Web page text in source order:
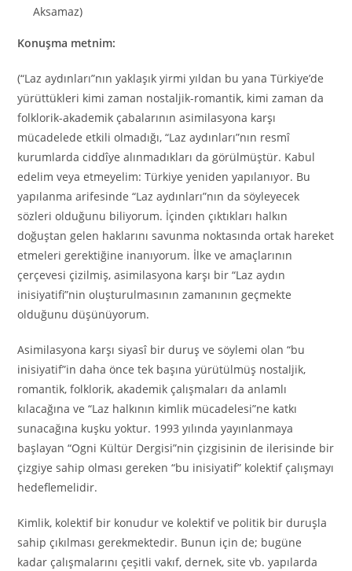
Aksamaz)
Konuşma metnim:
(“Laz aydınları”nın yaklaşık yirmi yıldan bu yana Türkiye’de
yürüttükleri kimi zaman nostaljik-romantik, kimi zaman da
folklorik-akademik çabalarının asimilasyona karşı
mücadelede etkili olmadığı, “Laz aydınları”nın resmî
kurumlarda ciddîye alınmadıkları da görülmüştür. Kabul
edelim veya etmeyelim: Türkiye yeniden yapılanıyor. Bu
yapılanma arifesinde “Laz aydınları”nın da söyleyecek
sözleri olduğunu biliyorum. İçinden çıktıkları halkın
doğuştan gelen haklarını savunma noktasında ortak hareket
etmeleri gerektiğine inanıyorum. İlke ve amaçlarının
çerçevesi çizilmiş, asimilasyona karşı bir “Laz aydın
inisiyatifi”nin oluşturulmasının zamanının geçmekte
olduğunu düşünüyorum.
Asimilasyona karşı siyasî bir duruş ve söylemi olan “bu
inisiyatif”in daha önce tek başına yürütülmüş nostaljik,
romantik, folklorik, akademik çalışmaları da anlamlı
kılacağına ve “Laz halkının kimlik mücadelesi”ne katkı
sunacağına kuşku yoktur. 1993 yılında yayınlanmaya
başlayan “Ogni Kültür Dergisi”nin çizgisinin de ilerisinde bir
çizgiye sahip olması gereken “bu inisiyatif” kolektif çalışmayı
hedeflemelidir.
Kimlik, kolektif bir konudur ve kolektif ve politik bir duruşla
sahip çıkılması gerekmektedir. Bunun için de; bugüne
kadar çalışmalarını çeşitli vakıf, dernek, site vb. yapılarda